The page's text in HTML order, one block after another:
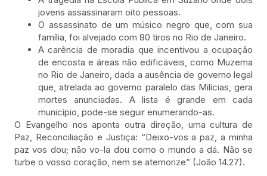
jovens assassinaram oito pessoas.
O assassinato de um músico negro que, com sua
família, foi alvejado com 80 tiros no Rio de Janeiro.
A carência de moradia que incentivou a ocupação
de encosta e áreas não edificáveis, como Muzema
no Rio de Janeiro, dada a ausência de governo legal
que, atrelada ao governo paralelo das Milícias, gera
mortes anunciadas. A lista é grande em cada
município, pode-se seguir enumerando-as.
O Evangelho nos aponta outra direção, uma cultura de
Paz, Reconciliação e Justiça: “Deixo-vos a paz, a minha
paz vos dou; não vo-la dou como o mundo a dá. Não se
turbe o vosso coração, nem se atemorize” (João 14.27).